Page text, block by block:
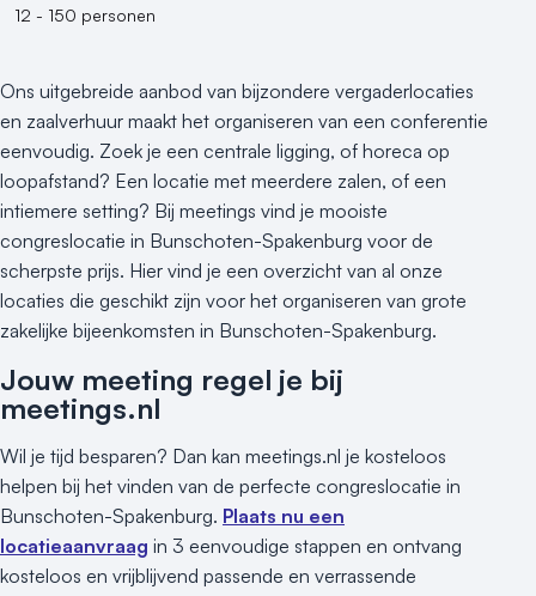
12 - 150 personen
Ons uitgebreide aanbod van bijzondere vergaderlocaties
en zaalverhuur maakt het organiseren van een conferentie
eenvoudig. Zoek je een centrale ligging, of horeca op
loopafstand? Een locatie met meerdere zalen, of een
intiemere setting? Bij meetings vind je mooiste
congreslocatie in Bunschoten-Spakenburg voor de
scherpste prijs. Hier vind je een overzicht van al onze
locaties die geschikt zijn voor het organiseren van grote
zakelijke bijeenkomsten in Bunschoten-Spakenburg.
Jouw meeting regel je bij
meetings.nl
Wil je tijd besparen? Dan kan meetings.nl je kosteloos
helpen bij het vinden van de perfecte congreslocatie in
Bunschoten-Spakenburg. Plaats nu een
locatieaanvraag in 3 eenvoudige stappen en ontvang
kosteloos en vrijblijvend passende en verrassende